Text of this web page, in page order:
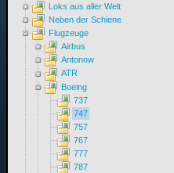
Loks aus aller Welt
Neben der Schiene
Flugzeuge
Airbus
Antonow
ATR
Boeing
737
747
757
767
777
787